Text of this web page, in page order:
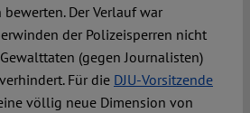
Der Verlauf war
der Polizeisperren nicht
(gegen Journalisten)
Für die DJU-Vorsitzende
völlig neue Dimension von